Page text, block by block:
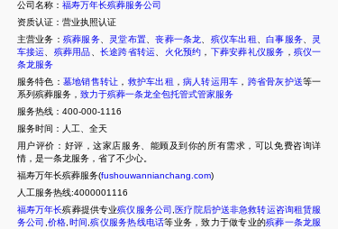
公司名称： 福寿万年长殡葬服务公司
资质认证：营业执照认证
主营业务： 殡葬服务、 灵堂布置 、丧葬一条龙 殡仪车出租 、白事服务
灵
车接运
殡葬用品 长途跨省转运 火化预约 ， 下葬安葬礼仪服务 ， 殡仪一
条龙服务
服务特色： 墓地销售转让 ， 救护车出租 ， 病人转运用车 ， 跨省骨灰护送等一
系列殡葬服务， 致力于殡葬一条龙全包托管式管家服务
服务热线：400-000-1116
服务时间：人工、全天
用户评价：好评，这家店服务、能顾及到你的所有需求，可以免费咨询详
情，是一条龙服务，省了不少心。
福寿万年长殡葬服务(fushouwannianchang.com)
人工服务热线:4000001116
福寿万年长殡葬提供专业殡仪服务公司 医疗院后护送非急救转运咨询租赁服
务公司 价格 时间 殡仪服务热线电话等业务，致力于做专业的殡葬一条龙服